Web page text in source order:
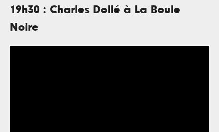
19h30 : Charles Dollé à La Boule
Noire